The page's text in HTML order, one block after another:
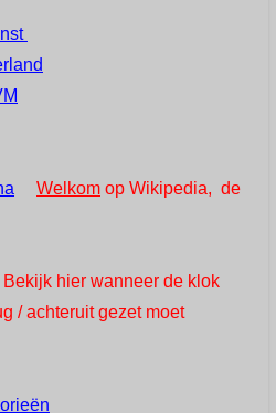
Welkom op Wikipedia, de
Bekijk hier wanneer de klok
/ achteruit gezet moet